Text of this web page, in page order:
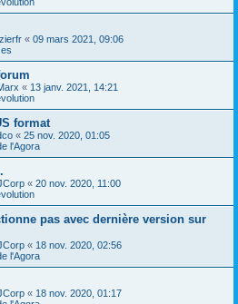
« 09 mars 2021, 09:06
« 13 janv. 2021, 14:21
format
« 25 nov. 2020, 01:05
l'Agora
« 20 nov. 2020, 11:00
pas avec dernière version sur
« 18 nov. 2020, 02:56
l'Agora
« 18 nov. 2020, 01:17